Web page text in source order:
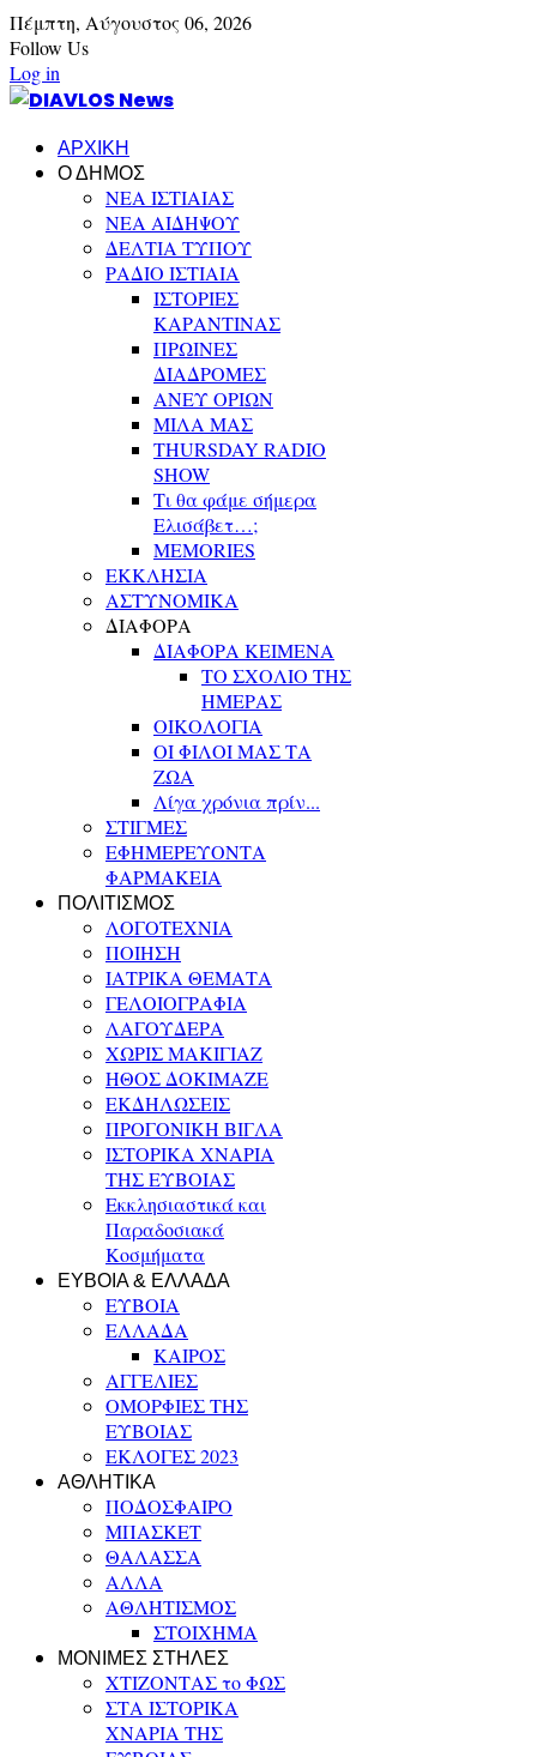
Πέμπτη, Αύγουστος 06, 2026
Follow Us
Log in
ΑΡΧΙΚΗ
Ο ΔΗΜΟΣ
ΝΕΑ ΙΣΤΙΑΙΑΣ
ΝΕΑ ΑΙΔΗΨΟΥ
ΔΕΛΤΙΑ ΤΥΠΟΥ
ΡΑΔΙΟ ΙΣΤΙΑΙΑ
ΙΣΤΟΡΙΕΣ
ΚΑΡΑΝΤΙΝΑΣ
ΠΡΩΙΝΕΣ
ΔΙΑΔΡΟΜΕΣ
ΑΝΕΥ ΟΡΙΩΝ
ΜΙΛΑ ΜΑΣ
THURSDAY RADIO
SHOW
Τι θα φάμε σήμερα
Ελισάβετ…;
MEMORIES
ΕΚΚΛΗΣΙΑ
ΑΣΤΥΝΟΜΙΚΑ
ΔΙΑΦΟΡΑ
ΔΙΑΦΟΡΑ ΚΕΙΜΕΝΑ
ΤΟ ΣΧΟΛΙΟ ΤΗΣ
ΗΜΕΡΑΣ
ΟΙΚΟΛΟΓΙΑ
ΟΙ ΦΙΛΟΙ ΜΑΣ ΤΑ
ΖΩΑ
Λίγα χρόνια πρίν...
ΣΤΙΓΜΕΣ
ΕΦΗΜΕΡΕΥΟΝΤΑ
ΦΑΡΜΑΚΕΙΑ
ΠΟΛΙΤΙΣΜΟΣ
ΛΟΓΟΤΕΧΝΙΑ
ΠΟΙΗΣΗ
ΙΑΤΡΙΚΑ ΘΕΜΑΤΑ
ΓΕΛΟΙΟΓΡΑΦΙΑ
ΛΑΓΟΥΔΕΡΑ
ΧΩΡΙΣ ΜΑΚΙΓΙΑΖ
ΗΘΟΣ ΔΟΚΙΜΑΖΕ
ΕΚΔΗΛΩΣΕΙΣ
ΠΡΟΓΟΝΙΚΗ ΒΙΓΛΑ
ΙΣΤΟΡΙΚΑ ΧΝΑΡΙΑ
ΤΗΣ ΕΥΒΟΙΑΣ
Εκκλησιαστικά και
Παραδοσιακά
Κοσμήματα
ΕΥΒΟΙΑ & ΕΛΛΑΔΑ
ΕΥΒΟΙΑ
ΕΛΛΑΔΑ
ΚΑΙΡΟΣ
ΑΓΓΕΛΙΕΣ
ΟΜΟΡΦΙΕΣ ΤΗΣ
ΕΥΒΟΙΑΣ
ΕΚΛΟΓΕΣ 2023
ΑΘΛΗΤΙΚΑ
ΠΟΔΟΣΦΑΙΡΟ
ΜΠΑΣΚΕΤ
ΘΑΛΑΣΣΑ
ΑΛΛΑ
ΑΘΛΗΤΙΣΜΟΣ
ΣΤΟΙΧΗΜΑ
ΜΟΝΙΜΕΣ ΣΤΗΛΕΣ
ΧΤΙΖΟΝΤΑΣ το ΦΩΣ
ΣΤΑ ΙΣΤΟΡΙΚΑ
ΧΝΑΡΙΑ ΤΗΣ